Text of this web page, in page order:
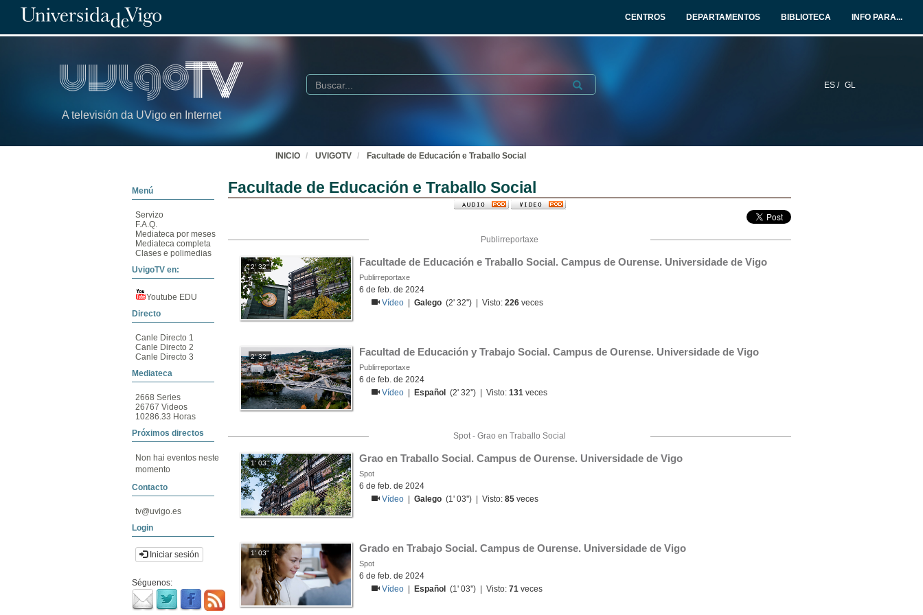
CENTROS DEPARTAMENTOS BIBLIOTECA INFO PARA...
A televisión da UVigo en Internet
ES / GL
Buscar Submit
INICIO UVIGOTV Facultade de Educación e Traballo Social
Menú
Servizo
F.A.Q.
Mediateca por meses
Mediateca completa
Clases e polimedias
UvigoTV en:
Youtube EDU
Directo
Canle Directo 1
Canle Directo 2
Canle Directo 3
Mediateca
2668 Series
26767 Videos
10286.33 Horas
Próximos directos
Non hai eventos neste
momento
Contacto
tv@uvigo.es
Login
Iniciar sesión
Séguenos:
Facultade de Educación e Traballo Social
Publirreportaxe
2' 32'' Facultade de Educación e Traballo Social. Campus de Ourense. Universidade de Vigo
Publirreportaxe
6 de feb. de 2024
Vídeo
|Galego (2' 32'') | Visto:226 veces
2' 32'' Facultad de Educación y Trabajo Social. Campus de Ourense. Universidade de Vigo
Publirreportaxe
6 de feb. de 2024
Vídeo
Español (2' 32'') | Visto:131 veces
Spot - Grao en Traballo Social
1' 03'' Grao en Traballo Social. Campus de Ourense. Universidade de Vigo
Spot
6 de feb. de 2024
Vídeo
|Galego (1' 03'') | Visto:85 veces
1' 03'' Grado en Trabajo Social. Campus de Ourense. Universidade de Vigo
Spot
6 de feb. de 2024
Vídeo
Español (1' 03'') | Visto:71 veces